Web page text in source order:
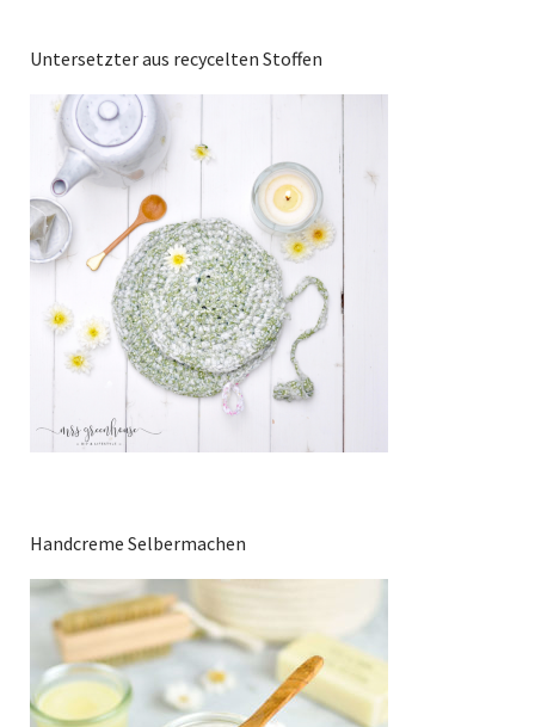
Untersetzter aus recycelten Stoffen
Handcreme Selbermachen